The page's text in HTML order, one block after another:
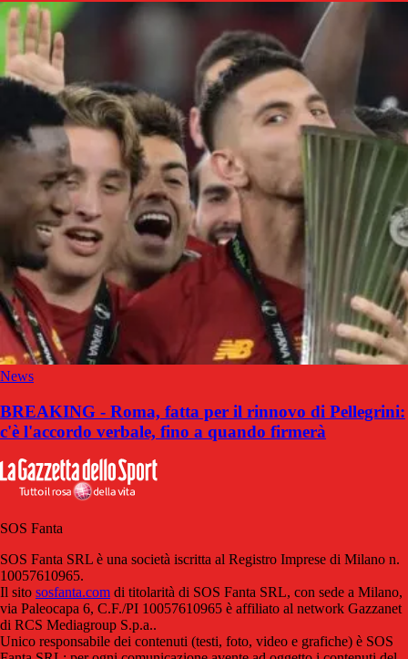
News
BREAKING - Roma, fatta per il rinnovo di Pellegrini:
c'è l'accordo verbale, fino a quando firmerà
SOS Fanta
SOS Fanta SRL è una società iscritta al Registro Imprese di Milano n.
10057610965.
Il sito sosfanta.com di titolarità di SOS Fanta SRL, con sede a Milano,
via Paleocapa 6, C.F./PI 10057610965 è affiliato al network Gazzanet
di RCS Mediagroup S.p.a..
Unico responsabile dei contenuti (testi, foto, video e grafiche) è SOS